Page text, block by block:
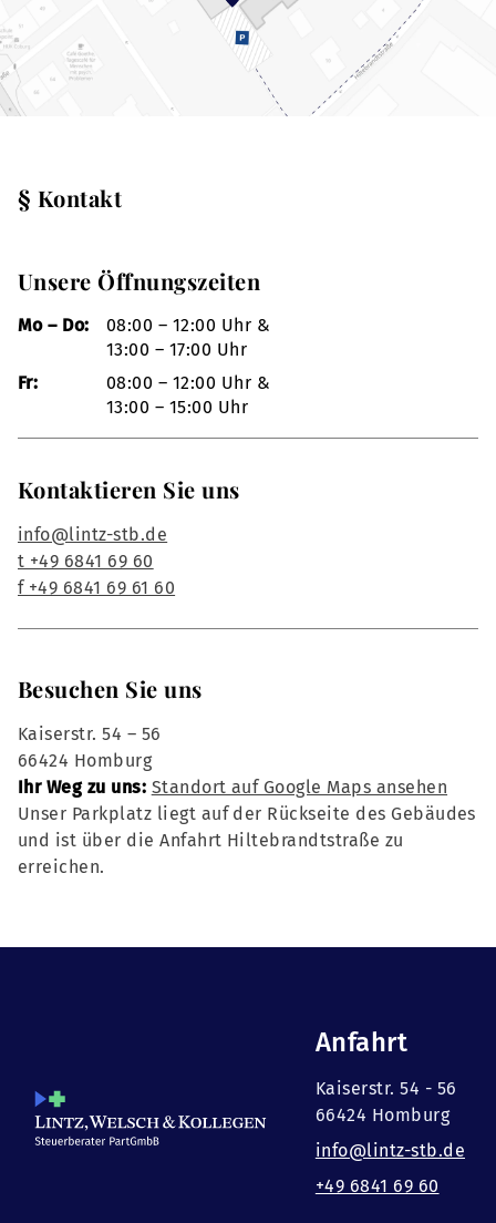
§ Kontakt
Unsere Öffnungszeiten
Mo – Do:
08:00 – 12:00 Uhr &
13:00 – 17:00 Uhr
Fr:
08:00 – 12:00 Uhr &
13:00 – 15:00 Uhr
Kontaktieren Sie uns
info@lintz-stb.de
t +49 6841 69 60
f +49 6841 69 61 60
Besuchen Sie uns
Kaiserstr. 54 – 56
66424 Homburg
Ihr Weg zu uns: Standort auf Google Maps ansehen
Unser Parkplatz liegt auf der Rückseite des Gebäudes
und ist über die Anfahrt Hiltebrandtstraße zu
erreichen.
Anfahrt
Kaiserstr. 54 - 56
66424 Homburg
info@lintz-stb.de
+49 6841 69 60